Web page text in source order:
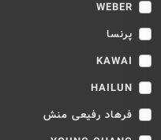
WEBER
پرنسا
KAWAI
HAILUN
فرهاد رفیعی منش